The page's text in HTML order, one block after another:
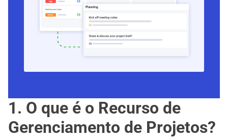
1. O que é o Recurso de
Gerenciamento de Projetos?